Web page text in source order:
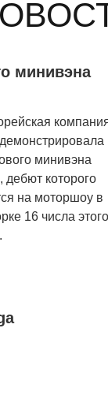
минивэна
минивэна
дебют которого
на моторшоу в
16 числа этого